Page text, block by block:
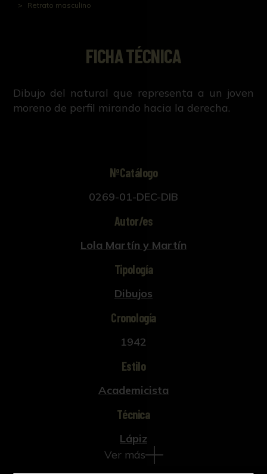
Retrato masculino
FICHA TÉCNICA
Dibujo del natural que representa a un joven
moreno de perfil mirando hacia la derecha.
NºCatálogo
0269-01-DEC-DIB
Autor/es
Lola Martín y Martín
Tipología
Dibujos
Cronología
1942
Estilo
Academicista
Técnica
Lápiz
Ver más